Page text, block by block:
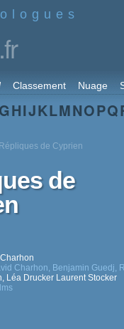
.fr
Classement Nuage
GHIJKLMNOPQ
Répliques de Cyprien
de
Charhon, Benjamin Guedj,
, Léa Drucker Laurent Stocker